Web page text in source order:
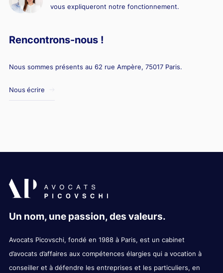
vous expliqueront notre fonctionnement.
Rencontrons-nous !
Nous sommes présents au 62 rue Ampère, 75017 Paris.
Nous écrire
Un nom, une passion, des valeurs.
Avocats Picovschi, fondé en 1988 à Paris, est un cabinet
d’avocats d’affaires aux compétences élargies qui a vocation à
conseiller et à défendre les entreprises et les particuliers, en